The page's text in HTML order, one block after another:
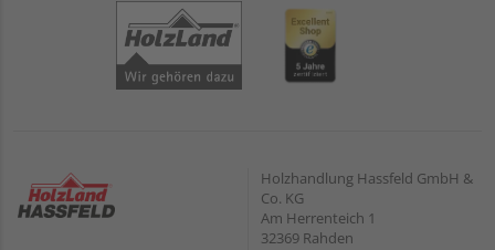
Holzhandlung Hassfeld GmbH &
Co. KG
Am Herrenteich 1
32369 Rahden